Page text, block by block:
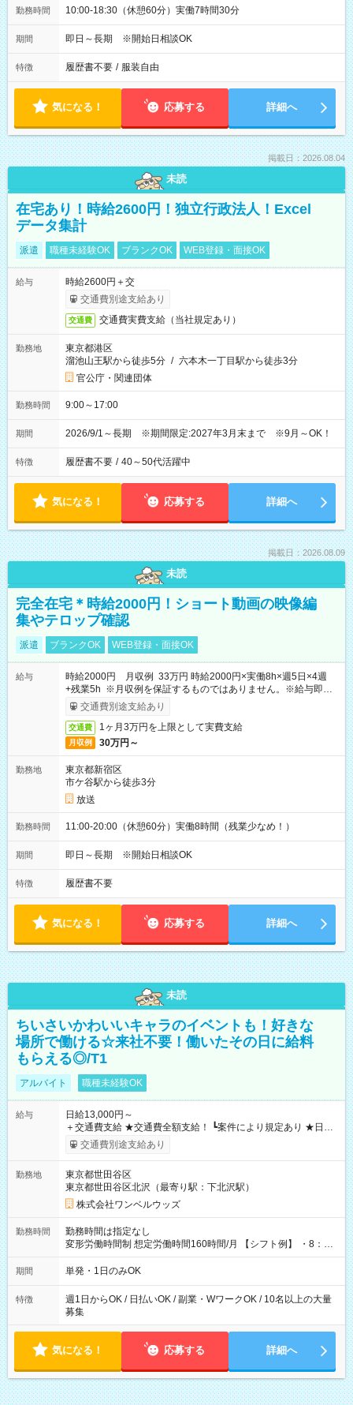
勤務時間 10:00-18:30（休憩60分）実働7時間30分
期間 即日～長期 ※開始日相談OK
特徴 履歴書不要 / 服装自由
気になる！ 応募する 詳細へ
掲載日：2026.08.04
未読
在宅あり！時給2600円！独立行政法人！Excel
データ集計
派遣 職種未経験OK ブランクOK WEB登録・面接OK
給与
時給2600円＋交
交通費別途支給あり
交通費 交通費実費支給（当社規定あり）
勤務地
東京都港区
溜池山王駅から徒歩5分 / 六本木一丁目駅から徒歩3分
官公庁・関連団体
勤務時間 9:00～17:00
期間 2026/9/1～長期 ※期間限定:2027年3月末まで ※9月～OK！
特徴 履歴書不要 / 40～50代活躍中
気になる！ 応募する 詳細へ
掲載日：2026.08.09
未読
完全在宅＊時給2000円！ショート動画の映像編
集やテロップ確認
派遣 ブランクOK WEB登録・面接OK
給与
時給2000円 月収例 33万円 時給2000円×実働8h×週5日×4週
+残業5h ※月収例を保証するものではありません。※給与即受
取りサービス利用可（利用条件有）
交通費別途支給あり
交通費 1ヶ月3万円を上限として実費支給
月収例 30万円～
勤務地
東京都新宿区
市ケ谷駅から徒歩3分
放送
勤務時間 11:00-20:00（休憩60分）実働8時間（残業少なめ！）
期間 即日～長期 ※開始日相談OK
特徴 履歴書不要
気になる！ 応募する 詳細へ
未読
ちいさいかわいいキャラのイベントも！好きな
場所で働ける☆来社不要！働いたその日に給料
もらえる◎/T1
アルバイト 職種未経験OK
給与
日給13,000円～
＋交通費支給 ★交通費全額支給！ ┗案件により規定あり ★日払
いOK！（規定あり） ┗働いたその日に現金GET♪ お仕事後はコ
ンビニATMから 日払い分を引き落とせます！ 【試用期間】試
交通費別途支給あり
勤務地
東京都世田谷区
東京都世田谷区北沢（最寄り駅：下北沢駅）
株式会社ワンベルウッズ
勤務時間
勤務時間は指定なし
変形労働時間制 想定労働時間160時間/月 【シフト例】 ・8：00
～21：00
期間 単発・1日のみOK
特徴
週1日からOK / 日払いOK / 副業・WワークOK / 10名以上の大量
募集
気になる！ 応募する 詳細へ